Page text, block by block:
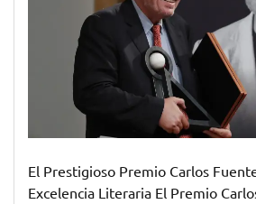
Premio
Carlos
Fuentes
El Prestigioso Premio Carlos
Excelencia Literaria El Premio